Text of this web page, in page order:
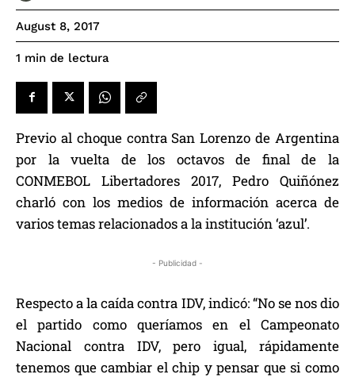
August 8, 2017
1 min de lectura
Previo al choque contra San Lorenzo de Argentina
por la vuelta de los octavos de final de la
CONMEBOL Libertadores 2017, Pedro Quiñónez
charló con los medios de información acerca de
varios temas relacionados a la institución ‘azul’.
- Publicidad -
Respecto a la caída contra IDV, indicó: “No se nos dio
el partido como queríamos en el Campeonato
Nacional contra IDV, pero igual, rápidamente
tenemos que cambiar el chip y pensar que si como